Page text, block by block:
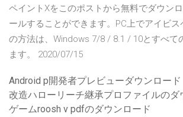
ペイントXをこのポストから無料でダウン
ールすることができます。PC上でアイビス
の方法は、Windows 7/8 / 8.1 / 10とすべて
ます。 2020/07/15
Android p開発者プレビューダウンロード
改造ハローリーチ継承プロファイルのダ
ゲームroosh v pdfのダウンロード